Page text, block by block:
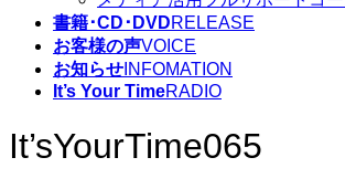
書籍･CD･DVDRELEASE
お客様の声VOICE
お知らせ INFOMATION
It’s Your TimeRADIO
It’sYourTime065